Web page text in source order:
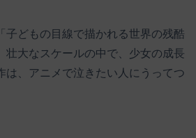
子どもの目線で描かれる世界の残酷
壮大なスケールの中で、少女の成長
は、アニメで泣きたい人にうってつ